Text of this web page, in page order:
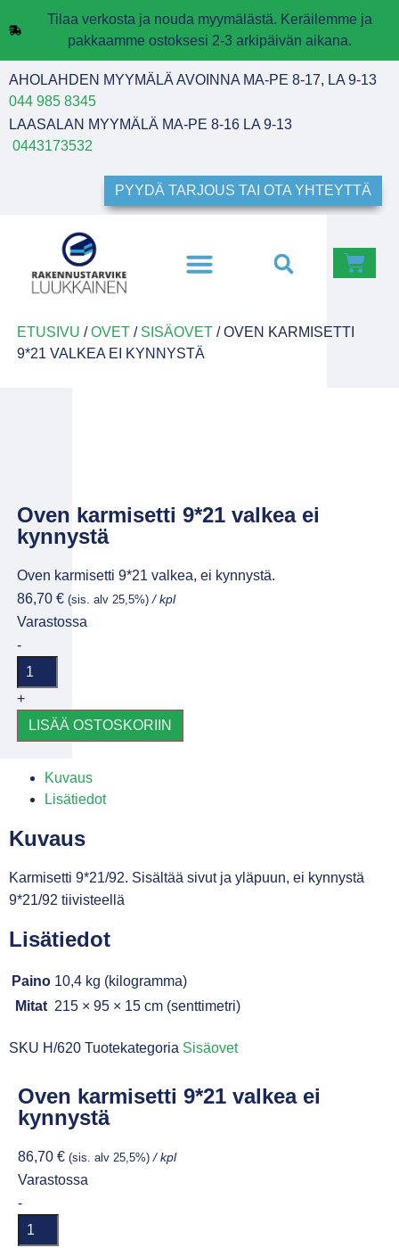
Tilaa verkosta ja nouda myymälästä. Keräilemme ja
pakkaamme ostoksesi 2-3 arkipäivän aikana.
AHOLAHDEN MYYMÄLÄ AVOINNA MA-PE 8-17, LA 9-13
044 985 8345
LAASALAN MYYMÄLÄ MA-PE 8-16 LA 9-13
0443173532
PYYDÄ TARJOUS TAI OTA YHTEYTTÄ
ETUSIVU /OVET/ SISÄOVET/ OVEN KARMISETTI
9*21 VALKEA EI KYNNYSTÄ
Oven karmisetti 9*21 valkea ei
kynnystä
Oven karmisetti 9*21 valkea, ei kynnystä.
86,70 € (sis. alv 25,5%)/ kpl
Varastossa
-
+
LISÄÄ OSTOSKORIIN
Kuvaus
Lisätiedot
Kuvaus
Karmisetti 9*21/92. Sisältää sivut ja yläpuun, ei kynnystä
9*21/92 tiivisteellä
Lisätiedot
Paino 10,4 kg (kilogramma)
Mitat 215 × 95 × 15 cm (senttimetri)
SKU H/620 Tuotekategoria Sisäovet
Oven karmisetti 9*21 valkea ei
kynnystä
86,70 € (sis. alv 25,5%) / kpl
Varastossa
-